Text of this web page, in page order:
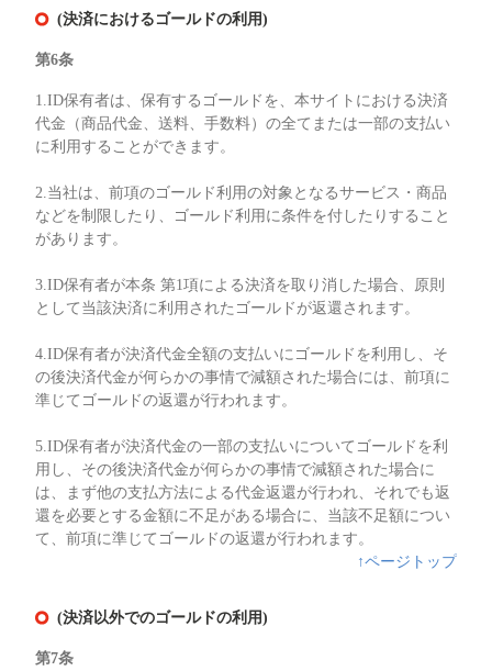
(決済におけるゴールドの利用)
第6条
1.ID保有者は、保有するゴールドを、本サイトにおける決済
代金（商品代金、送料、手数料）の全てまたは一部の支払い
に利用することができます。
2.当社は、前項のゴールド利用の対象となるサービス・商品
などを制限したり、ゴールド利用に条件を付したりすること
があります。
3.ID保有者が本条 第1項による決済を取り消した場合、原則
として当該決済に利用されたゴールドが返還されます。
4.ID保有者が決済代金全額の支払いにゴールドを利用し、そ
の後決済代金が何らかの事情で減額された場合には、前項に
準じてゴールドの返還が行われます。
5.ID保有者が決済代金の一部の支払いについてゴールドを利
用し、その後決済代金が何らかの事情で減額された場合に
は、まず他の支払方法による代金返還が行われ、それでも返
還を必要とする金額に不足がある場合に、当該不足額につい
て、前項に準じてゴールドの返還が行われます。
↑ページトップ
(決済以外でのゴールドの利用)
第7条